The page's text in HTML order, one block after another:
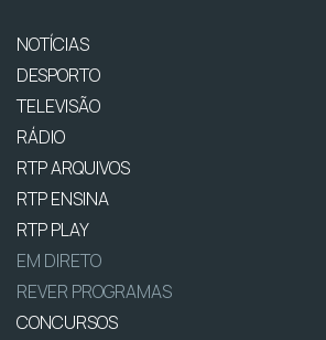
NOTÍCIAS
DESPORTO
TELEVISÃO
RÁDIO
RTP ARQUIVOS
RTP ENSINA
RTP PLAY
EM DIRETO
REVER PROGRAMAS
CONCURSOS